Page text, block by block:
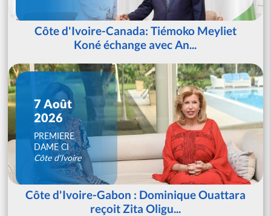
Côte d'Ivoire-Canada: Tiémoko Meyliet
Koné échange avec An...
7 Août
2026
PREMIERE
DAME CI
Côte d'Ivoire
Côte d'Ivoire-Gabon : Dominique Ouattara
reçoit Zita Oligu...